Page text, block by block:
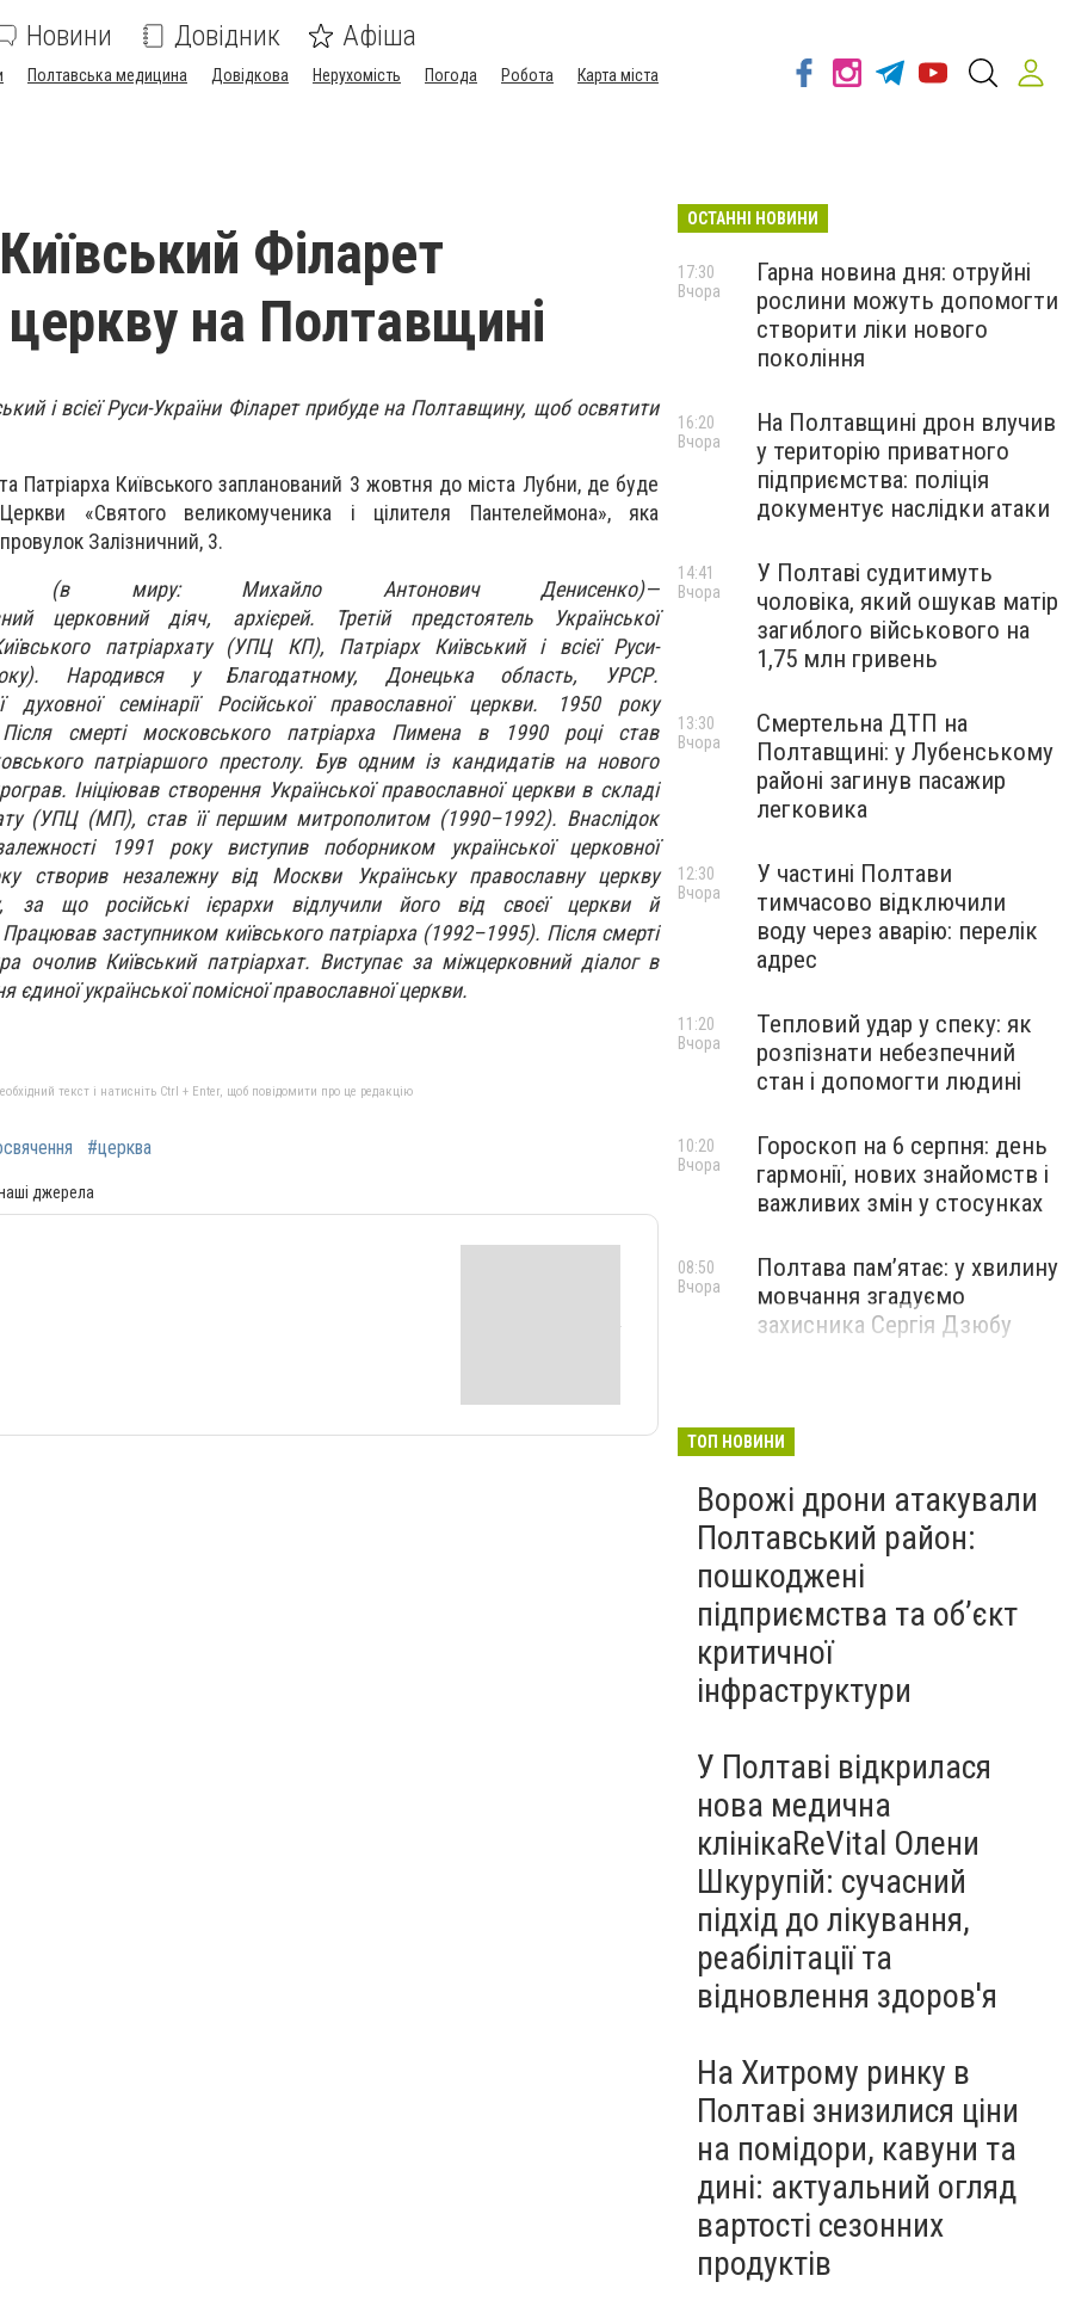
Новини Довідник Афіша
Полтавська медицина Довідкова Нерухомість Погода Робота Карта міста
Філарет
на Полтавщині
і всієї Руси-України Філарет прибуде на Полтавщину, щоб освятити
Патріарха Київського запланований 3 жовтня до міста Лубни, де буде
«Святого великомученика і цілителя Пантелеймона», яка
Залізничний, 3.
(в миру: Михайло Антонович Денисенко)—
церковний діяч, архієрей. Третій предстоятель Української
патріархату (УПЦ КП), Патріарх Київський і всієї Руси-
Народився у Благодатному, Донецька область, УРСР.
духовної семінарії Російської православної церкви. 1950 року
смерті московського патріарха Пимена в 1990 році став
патріаршого престолу. Був одним із кандидатів на нового
Ініціював створення Української православної церкви в складі
(УПЦ (МП), став її першим митрополитом (1990–1992). Внаслідок
1991 року виступив поборником української церковної
створив незалежну від Москви Українську православну церкву
за що російські ієрархи відлучили його від своєї церкви й
заступником київського патріарха (1992–1995). Після смерті
очолив Київський патріархат. Виступає за міжцерковний діалог в
єдиної української помісної православної церкви.
текст і натисніть Ctrl + Enter, щоб повідомити про це редакцію
#церква
джерела
ОСТАННІ НОВИНИ
Гарна новина дня: отруйні
рослини можуть допомогти
створити ліки нового
покоління
17:30
Вчора
На Полтавщині дрон влучив
у територію приватного
підприємства: поліція
документує наслідки атаки
16:20
Вчора
У Полтаві судитимуть
чоловіка, який ошукав матір
загиблого військового на
1,75 млн гривень
14:41
Вчора
Смертельна ДТП на
Полтавщині: у Лубенському
районі загинув пасажир
легковика
13:30
Вчора
У частині Полтави
тимчасово відключили
воду через аварію: перелік
адрес
12:30
Вчора
Тепловий удар у спеку: як
розпізнати небезпечний
стан і допомогти людині
11:20
Вчора
Гороскоп на 6 серпня: день
гармонії, нових знайомств і
важливих змін у стосунках
10:20
Вчора
Полтава пам’ятає: у хвилину
мовчання згадуємо
захисника Сергія Дзюбу
08:50
Вчора
ТОП НОВИНИ
Ворожі дрони атакували
Полтавський район:
пошкоджені
підприємства та об’єкт
критичної
інфраструктури
У Полтаві відкрилася
нова медична
клінікаReVital Олени
Шкурупій: сучасний
підхід до лікування,
реабілітації та
відновлення здоров'я
На Хитрому ринку в
Полтаві знизилися ціни
на помідори, кавуни та
дині: актуальний огляд
вартості сезонних
продуктів